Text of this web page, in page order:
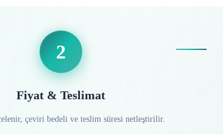
2
Fiyat & Teslimat
çeviri bedeli ve teslim süresi netleştirilir.